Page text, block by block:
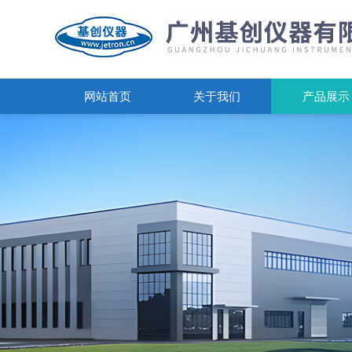
网站首页 关于我们 产品展示